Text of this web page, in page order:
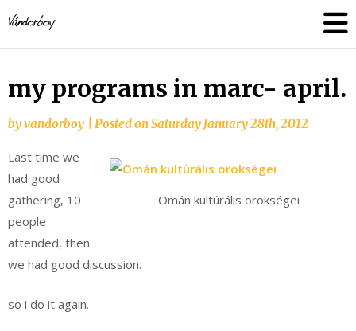
to
content
my programs in marc- april.
byvandorboy Posted onSaturday January 28th, 2012
Omán kultúrális örökségei
Last time we
had good
gathering, 10
people
attended, then
we had good discussion.
so i do it again.